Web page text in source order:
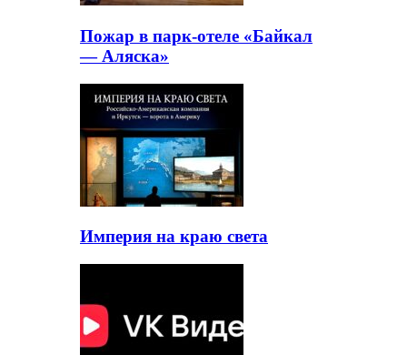
Пожар в парк-отеле «Байкал
— Аляска»
Империя на краю света